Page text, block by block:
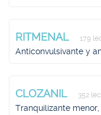
RITMENAL 179
Anticonvulsivante y
CLOZANIL 352
Tranquilizante